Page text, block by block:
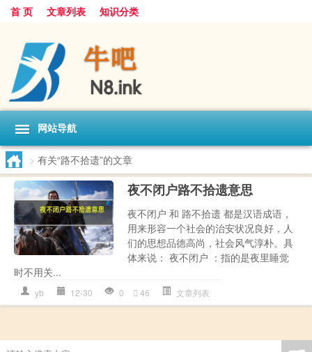
首 页 文章列表 知识分类
网站导航
> 有关“路不拾遗”的文章
夜不闭户路不拾遗意思
夜不闭户 和 路不拾遗 都是汉语成语，
用来形容一个社会的治安状况良好，人
们的思想品德高尚，社会风气淳朴。具
体来说： 夜不闭户 ：指的是夜里睡觉
时不用关...
yb 12-30 0 46 文章列表